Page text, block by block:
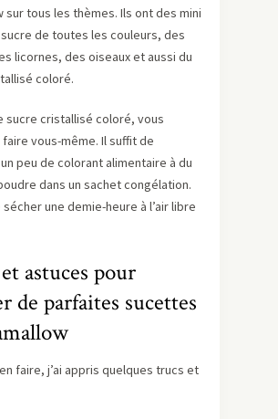
sur tous les thèmes. Ils ont des mini
de toutes les couleurs, des
licornes, des oiseaux et aussi du
coloré.
sucre cristallisé coloré, vous
vous-même. Il suffit de
peu de colorant alimentaire à du
dans un sachet congélation.
une demie-heure à l’air libre
astuces pour
de parfaites sucettes
faire, j’ai appris quelques trucs et